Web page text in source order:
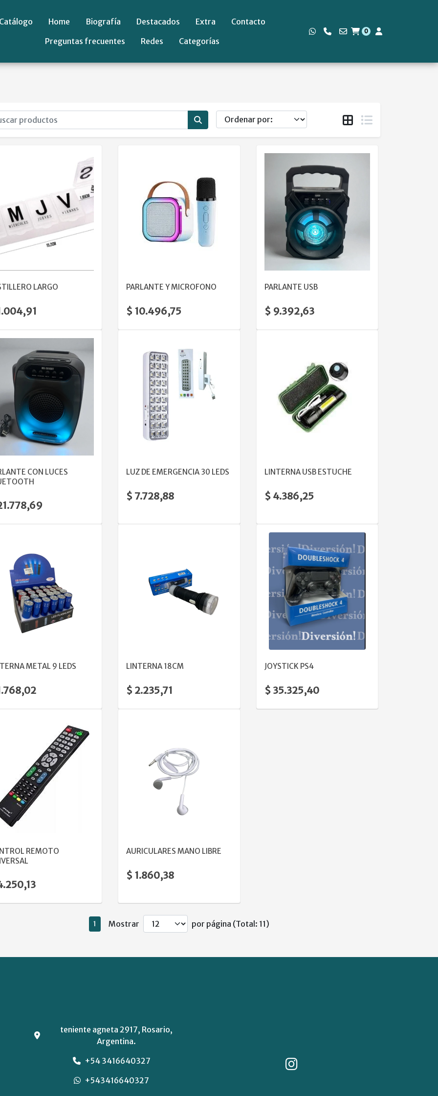
Catálogo Home Biografía Destacados Extra
Contacto
Preguntas frecuentes
Redes Categorías
0
LARGO
VER DETALLE
PARLANTE Y MICROFONO
$ 10.496,75
PARLANTE USB
$ 9.392,63
VER DETALLE
CON LUCES
VER DETALLE
LUZ DE EMERGENCIA 30 LEDS
$ 7.728,88
VER DETALLE
LINTERNA USB ESTUCHE
$ 4.386,25
METAL 9 LEDS
VER DETALLE
LINTERNA 18CM
$ 2.235,71
JOYSTICK PS4
$ 35.325,40
VER DETALLE
REMOTO
VER DETALLE
AURICULARES MANO LIBRE
$ 1.860,38
1 Mostrar por página (Total: 11)
teniente agneta 2917, Rosario,
Argentina.
+54 3416640327
+543416640327